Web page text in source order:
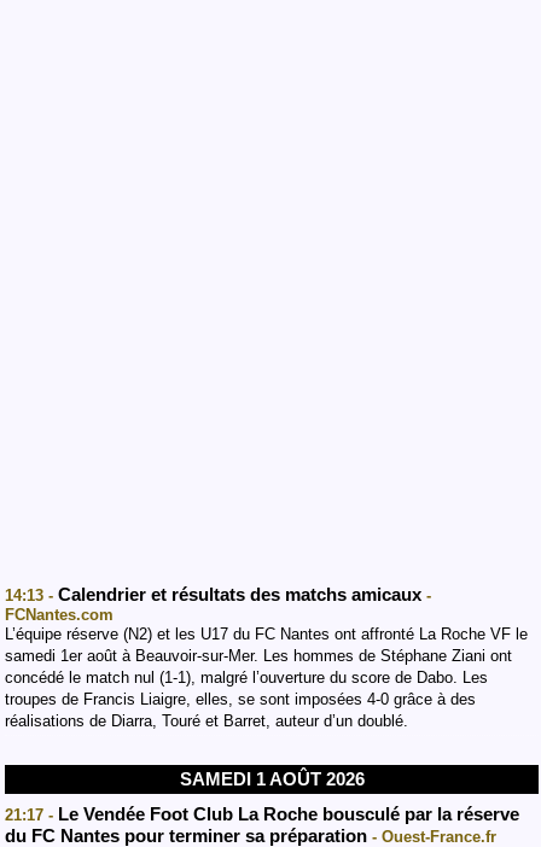
14:13 - Calendrier et résultats des matchs amicaux -
FCNantes.com
L’équipe réserve (N2) et les U17 du FC Nantes ont affronté La Roche VF le
samedi 1er août à Beauvoir-sur-Mer. Les hommes de Stéphane Ziani ont
concédé le match nul (1-1), malgré l’ouverture du score de Dabo. Les
troupes de Francis Liaigre, elles, se sont imposées 4-0 grâce à des
réalisations de Diarra, Touré et Barret, auteur d’un doublé.
SAMEDI 1 AOÛT 2026
21:17 - Le Vendée Foot Club La Roche bousculé par la réserve
du FC Nantes pour terminer sa préparation - Ouest-France.fr